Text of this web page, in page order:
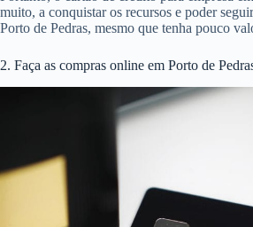
muito, a conquistar os recursos e poder
Porto de Pedras, mesmo que tenha pouco
2. Faça as compras online em Porto de